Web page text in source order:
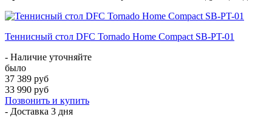
Теннисный стол DFC Tornado Home Compact SB-PT-01
- Наличие уточняйте
было
37 389 руб
33 990 руб
Позвонить и купить
- Доставка 3 дня